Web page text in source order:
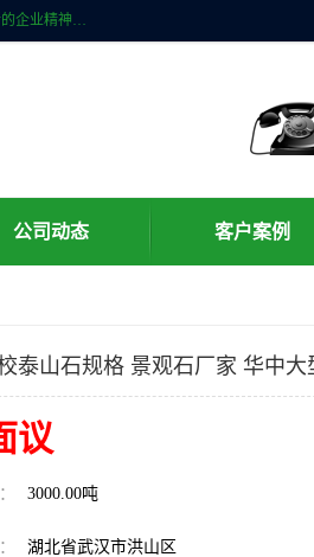
武汉明石石业公司主营景观石，门牌石，刻字石，泰山石,村牌石等，服务范围主要有：武汉，咸宁等地区。公司秉承敬业奉献、锐意创新的企业精神，从无到有，从小到大，以一种产业报国的创业精神，竭诚为客户提供服务，为社会设计财富。
公司动态 客户案例
泰山石规格 景观石厂家 华中大
议
3000.00吨
湖北省武汉市洪山区